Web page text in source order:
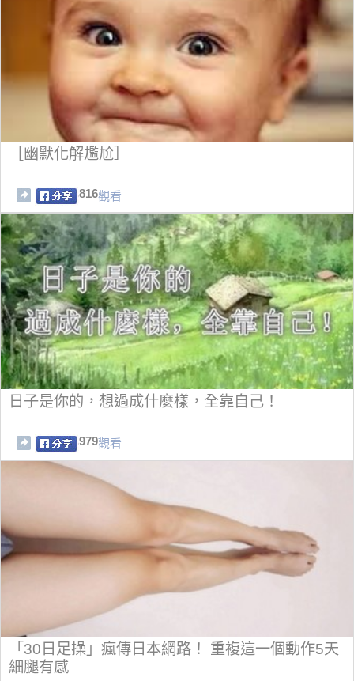
［幽默化解尷尬］
816觀看
日子是你的，想過成什麼樣，全靠自己！
979觀看
「30日足操」瘋傳日本網路！ 重複這一個動作5天
細腿有感